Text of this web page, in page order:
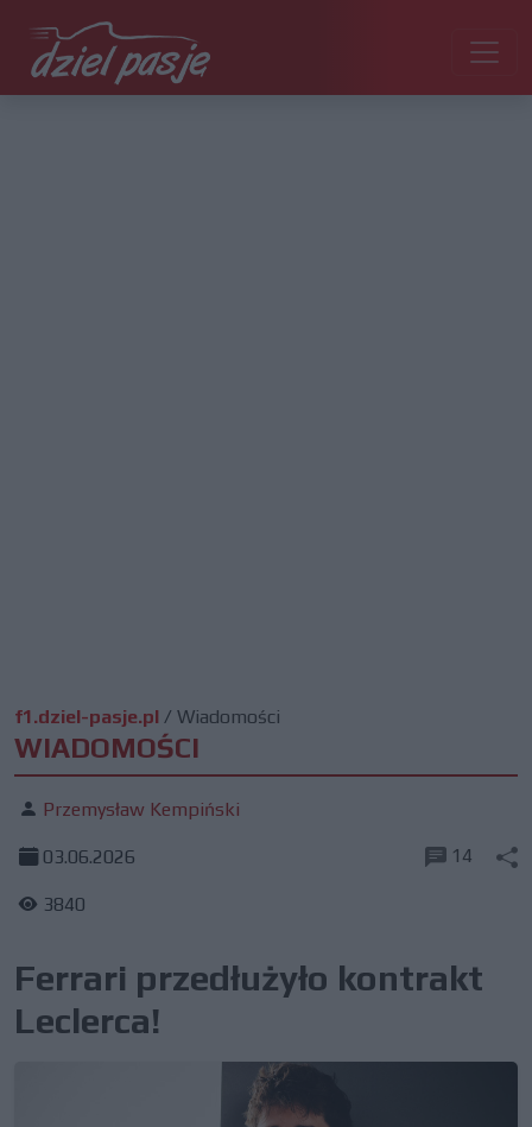
f1.dziel-pasje.pl / Wiadomości
WIADOMOŚCI
Przemysław Kempiński
03.06.2026
3840
14
Ferrari przedłużyło kontrakt
Leclerca!